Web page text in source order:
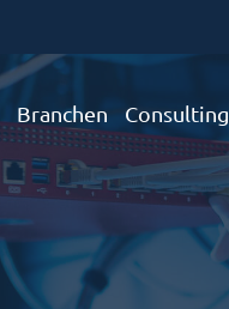
Branchen Consulting